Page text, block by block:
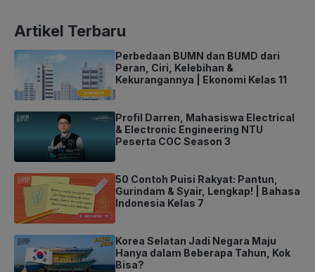
Artikel Terbaru
Perbedaan BUMN dan BUMD dari
Peran, Ciri, Kelebihan &
Kekurangannya | Ekonomi Kelas 11
Profil Darren, Mahasiswa Electrical
& Electronic Engineering NTU
Peserta COC Season 3
50 Contoh Puisi Rakyat: Pantun,
Gurindam & Syair, Lengkap! | Bahasa
Indonesia Kelas 7
Korea Selatan Jadi Negara Maju
Hanya dalam Beberapa Tahun, Kok
Bisa?